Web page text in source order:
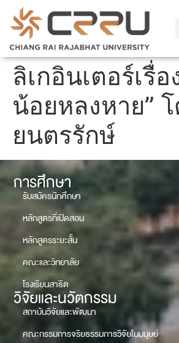
ลิเกอินเตอร์เรื่อ
น้อยหลงหาย”
ยนตรรักษ์
การศึกษา
รับสมัครนักศึกษา
หลักสูตรที่เปิดสอน
หลักสูตรระยะสั้น
คณะและวิทยาลัย
โรงเรียนสาธิต
วิจัยและนวัตกรรม
สถาบันวิจัยและพัฒนา
คณะกรรมการจริยธรรมการวิจัยในมนุษย์